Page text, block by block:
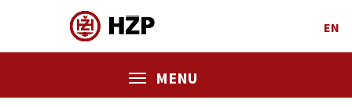
EN
MENU